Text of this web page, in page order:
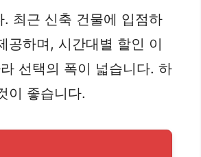
최근 신축 건물에 입점하
공하며, 시간대별 할인 이
선택의 폭이 넓습니다. 하
이 좋습니다.